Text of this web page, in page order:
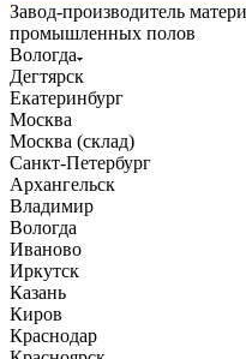
Завод-производитель
промышленных полов
Вологда
Дегтярск
Екатеринбург
Москва
Москва (склад)
Санкт-Петербург
Архангельск
Владимир
Вологда
Иваново
Иркутск
Казань
Киров
Краснодар